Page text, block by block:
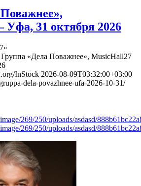
31 октября 2026
Группа «Дела Поважнее», MusicHall27
InStock 2026-08-09T03:32:00+03:00
dela-povazhnee-ufa-2026-10-31/
269/250/uploads/asdasd/
269/250/uploads/asdasd/